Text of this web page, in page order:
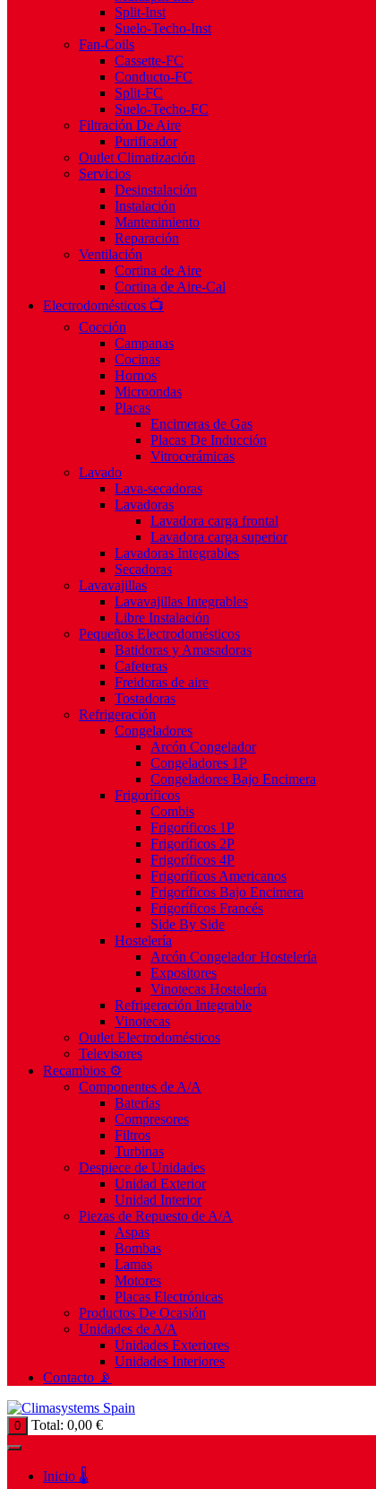
Split-Inst
Suelo-Techo-Inst
Fan-Coils
Cassette-FC
Conducto-FC
Split-FC
Suelo-Techo-FC
Filtración De Aire
Purificador
Outlet Climatización
Servicios
Desinstalación
Instalación
Mantenimiento
Reparación
Ventilación
Cortina de Aire
Cortina de Aire-Cal
Electrodomésticos 📺
Cocción
Campanas
Cocinas
Hornos
Microondas
Placas
Encimeras de Gas
Placas De Inducción
Vitrocerámicas
Lavado
Lava-secadoras
Lavadoras
Lavadora carga frontal
Lavadora carga superior
Lavadoras Integrables
Secadoras
Lavavajillas
Lavavajillas Integrables
Libre Instalación
Pequeños Electrodomésticos
Batidoras y Amasadoras
Cafeteras
Freidoras de aire
Tostadoras
Refrigeración
Congeladores
Arcón Congelador
Congeladores 1P
Congeladores Bajo Encimera
Frigoríficos
Combis
Frigoríficos 1P
Frigoríficos 2P
Frigoríficos 4P
Frigoríficos Americanos
Frigoríficos Bajo Encimera
Frigoríficos Francés
Side By Side
Hostelería
Arcón Congelador Hostelería
Expositores
Vinotecas Hostelería
Refrigeración Integrable
Vinotecas
Outlet Electrodomésticos
Televisores
Recambios ⚙️
Componentes de A/A
Baterías
Compresores
Filtros
Turbinas
Despiece de Unidades
Unidad Exterior
Unidad Interior
Piezas de Repuesto de A/A
Aspas
Bombas
Lamas
Motores
Placas Electrónicas
Productos De Ocasión
Unidades de A/A
Unidades Exteriores
Unidades Interiores
Contacto 📡
0 Total: 0,00 €
Inicio 🌡️